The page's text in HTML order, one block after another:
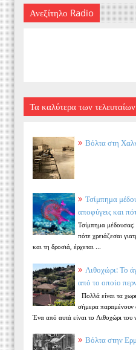
Ανεξίτηλο Radio
Τα καλύτερα των
Βόλτα στη
Τσίμπημα
αποφύγεις και
Τσίμπημα μέδουσας:
πότε χρειάζεσαι
και τη δροσιά, έρχεται ...
Λιθοχώρι: Το
από το οποίο
Πολλά είναι τα
σήμερα παραμένουν
Ένα από αυτά είναι το Λιθοχώρι του
Βόλτα στην